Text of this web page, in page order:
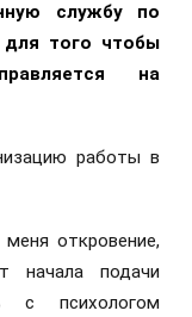
службу по
для того чтобы
на
работы в
откровение,
начала подачи
с психологом